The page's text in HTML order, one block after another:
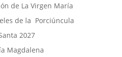
de La Virgen María
de la Porciúncula
2027
Magdalena